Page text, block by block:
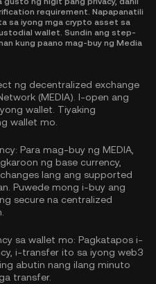
requirement. Napapanatili
sa iyong mga crypto asset sa
wallet. Sundin ang step-
kung paano mag-buy ng Media
ng decentralized exchange
(MEDIA). I-open ang
wallet. Tiyaking
wallet mo.
Para mag-buy ng MEDIA,
ng base currency,
lang ang supported
Puwede mong i-buy ang
secure na centralized
sa wallet mo: Pagkatapos i-
i-transfer ito sa iyong web3
abutin nang ilang minuto
transfer.